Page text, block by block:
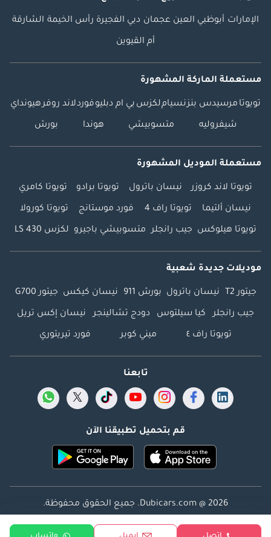
الإمارات أبوظبي العين عجمان دبي الفجيرة رأس الخيمة الشارقة
أم القيوين
مستعملة الماركة المشهورة
تويوتا مرسيدس بنزنسياملكزس بي ام دبليوفوردلاند روفرهيونداي
شيفروليه متسوبيشي هوندا بورش
مستعملة الموديل المشهورة
تويوتا لاند كروزر نيسان باترول تويوتا برادو تويوتا كامري
نيسان ألتيما تويوتا راف 4 فورد موستانج تويوتا كورولا
تويوتا هيلوكس جيب رانجلر متسوبيشي باجيرو لكزس LS 430
موديلات جديدة شعبية
جيتور T2 نيسان باترول بورش 911 نيسان كيكس جيتور G700
جيب رانجلر كيا سيلتوس دودج تشالينجر نيسان إكس تريل
تويوتا راف ٤ ميني كوبر فورد تيريتوري
تابعنا
قم بتحميل تطبيقنا الآن
Dubicars.com @ 2026. جميع الحقوق محفوظة.
العنوان: 2114 ، برج شذى ، المدينة الإعلامية ، دبي ، الإمارات